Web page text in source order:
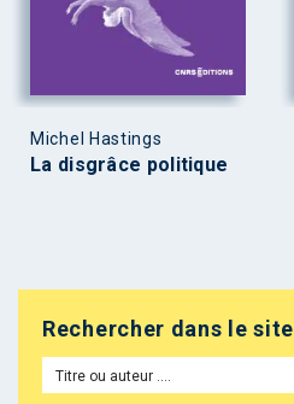
Michel Hastings
La disgrâce politique
Rechercher dans le site